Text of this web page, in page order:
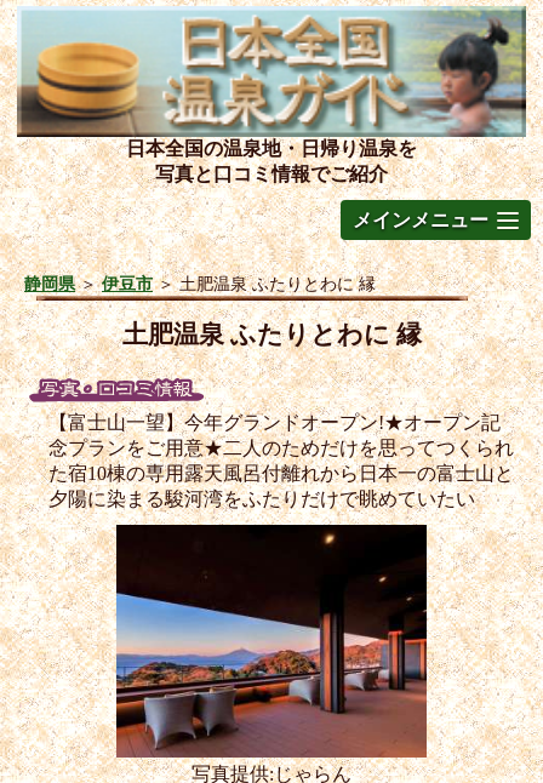
日本全国の温泉地・日帰り温泉を
写真と口コミ情報でご紹介
メインメニュー
静岡県＞伊豆市＞土肥温泉 ふたりとわに 縁
土肥温泉 ふたりとわに 縁
【富士山一望】今年グランドオープン!★オープン記
念プランをご用意★二人のためだけを思ってつくられ
た宿10棟の専用露天風呂付離れから日本一の富士山と
夕陽に染まる駿河湾をふたりだけで眺めていたい
写真提供:じゃらん